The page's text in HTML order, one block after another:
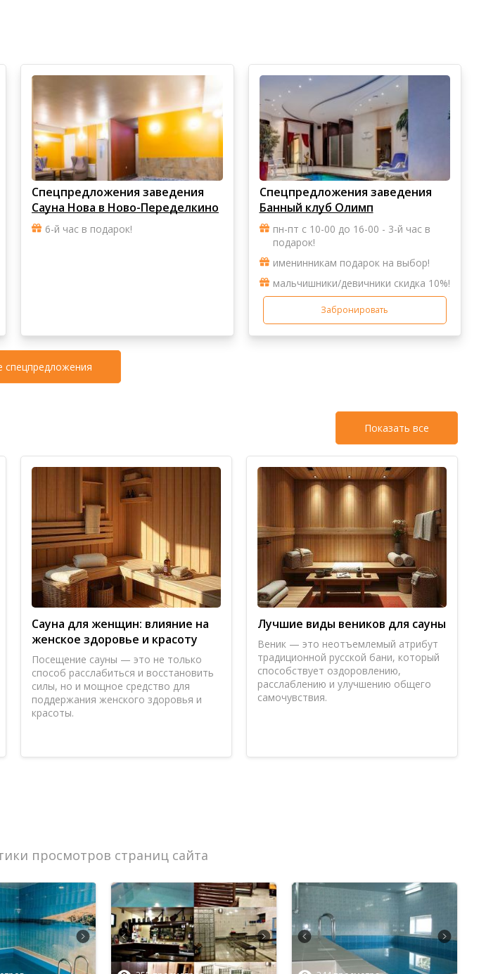
Спецпредложения заведения
Сауна Нова в Ново-Переделкино
6-й час в подарок!
Спецпредложения заведения
Банный клуб Олимп
пн-пт с 10-00 до 16-00 - 3-й час в
подарок!
именинникам подарок на выбор!
мальчишники/девичники скидка 10%!
Забронировать
спецпредложения
Показать все
Сауна для женщин: влияние на
женское здоровье и красоту
Посещение сауны — это не только
способ расслабиться и восстановить
силы, но и мощное средство для
поддержания женского здоровья и
красоты.
Лучшие виды веников для сауны
Веник — это неотъемлемый атрибут
традиционной русской бани, который
способствует оздоровлению,
расслаблению и улучшению общего
самочувствия.
просмотров страниц сайта